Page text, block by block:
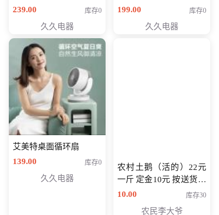
239.00
库存0
久久电器
199.00
库存0
久久电器
艾美特桌面循环扇
139.00
库存0
久久电器
农村土鹅（活的）22元
一斤 定金10元 按送货交
付时秤重计算货款 定金
10.00 库存30
农民李大爷